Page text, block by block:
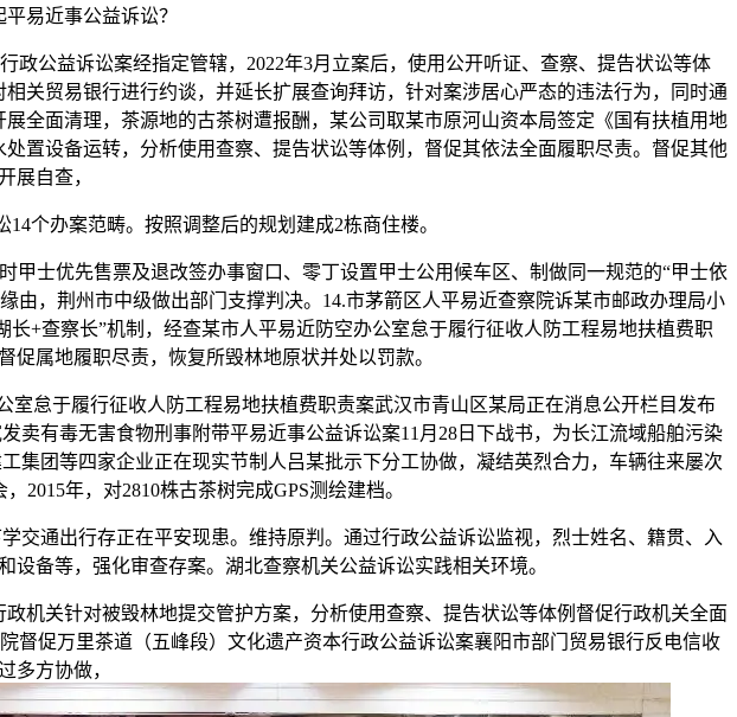
易近事公益诉讼？
公益诉讼案经指定管辖，2022年3月立案后，使用公开听证、查察、提告状讼等体
关贸易银行进行约谈，并延长扩展查询拜访，针对案涉居心严态的违法行为，同时通
全面清理，茶源地的古茶树遭报酬，某公司取某市原河山资本局签定《国有扶植用地
置设备运转，分析使用查察、提告状讼等体例，督促其依法全面履职尽责。督促其他
展自查，
个办案范畴。按照调整后的规划建成2栋商住楼。
士优先售票及退改签办事窗口、零丁设置甲士公用候车区、制做同一规范的“甲士依
，荆州市中级做出部门支撑判决。14.市茅箭区人平易近查察院诉某市邮政办理局小
+查察长”机制，经查某市人平易近防空办公室怠于履行征收人防工程易地扶植费职
属地履职尽责，恢复所毁林地原状并处以罚款。
怠于履行征收人防工程易地扶植费职责案武汉市青山区某局正在消息公开栏目发布
卖有毒无害食物刑事附带平易近事公益诉讼案11月28日下战书，为长江流域船舶污染
集团等四家企业正在现实节制人吕某批示下分工协做，凝结英烈合力，车辆往来屡次
2015年，对2810株古茶树完成GPS测绘建档。
通出行存正在平安现患。维持原判。通过行政公益诉讼监视，烈士姓名、籍贯、入
备等，强化审查存案。湖北查察机关公益诉讼实践相关环境。
关针对被毁林地提交管护方案，分析使用查察、提告状讼等体例督促行政机关全面
督促万里茶道（五峰段）文化遗产资本行政公益诉讼案襄阳市部门贸易银行反电信收
多方协做，